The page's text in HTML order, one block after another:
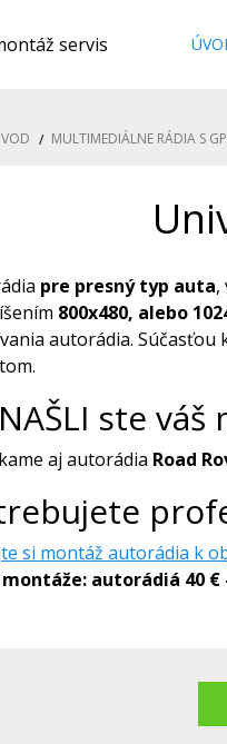
servis
MULTIMEDIÁLNE RÁDIA S
pre presný typ auta,
800x480, alebo
autorádia. Súčasťou
ste váš
aj autorádia Road
si montáž autorádia k
montáže: autorádiá 40